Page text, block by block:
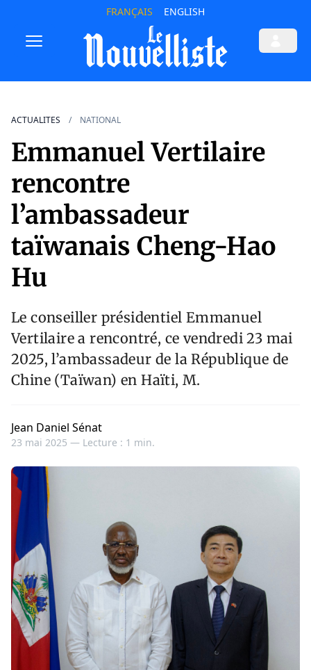
FRANÇAIS ENGLISH
ACTUALITES NATIONAL
Emmanuel Vertilaire
rencontre
l’ambassadeur
taïwanais Cheng-Hao
Hu
Le conseiller présidentiel Emmanuel
Vertilaire a rencontré, ce vendredi 23 mai
2025, l’ambassadeur de la République de
Chine (Taïwan) en Haïti, M.
Jean Daniel Sénat
23 mai 2025 — Lecture : 1 min.